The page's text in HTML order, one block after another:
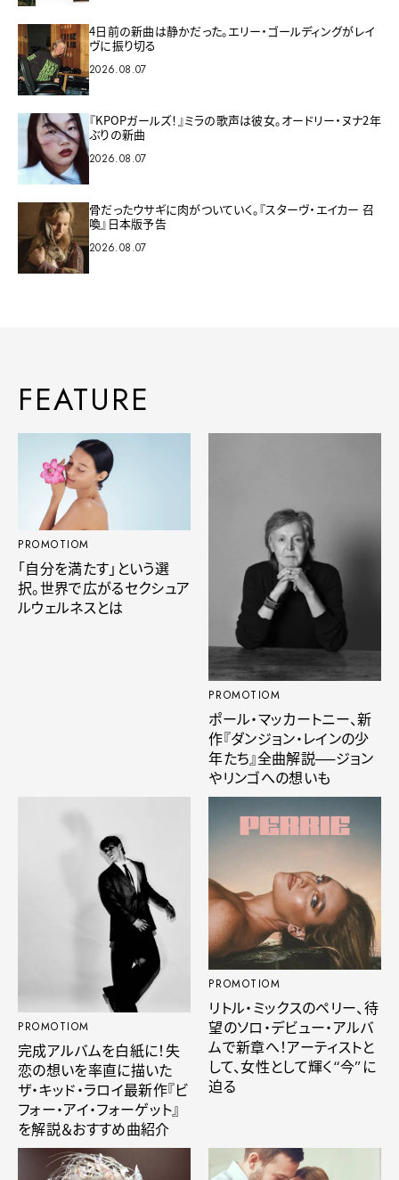
4日前の新曲は静かだった。エリー・ゴールディングがレイ
ヴに振り切る
2026.08.07
『KPOPガールズ！』ミラの歌声は彼女。オードリー・ヌナ2年
ぶりの新曲
2026.08.07
骨だったウサギに肉がついていく。『スターヴ・エイカー 召
喚』日本版予告
2026.08.07
FEATURE
PROMOTIOM
「自分を満たす」という選
択。世界で広がるセクシュア
ルウェルネスとは
PROMOTIOM
ポール・マッカートニー、新
作『ダンジョン・レインの少
年たち』全曲解説──ジョン
やリンゴへの想いも
PROMOTIOM
完成アルバムを白紙に！失
恋の想いを率直に描いた
ザ・キッド・ラロイ最新作『ビ
フォー・アイ・フォーゲット』
を解説＆おすすめ曲紹介
PROMOTIOM
リトル・ミックスのペリー、待
望のソロ・デビュー・アルバ
ムで新章へ！アーティストと
して、女性として輝く“今”に
迫る